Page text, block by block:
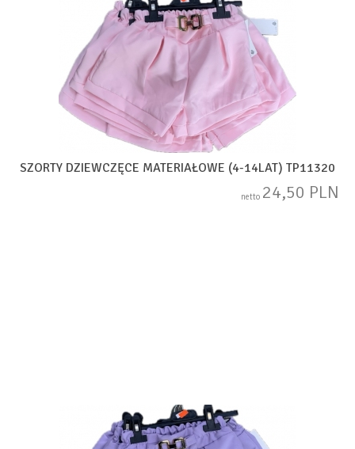
SZORTY DZIEWCZĘCE MATERIAŁOWE (4-14LAT) TP11320
netto 24,50 PLN